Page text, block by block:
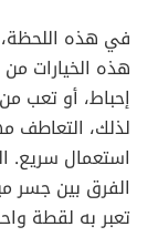
في هذه اللحظة،
هذه الخيارات
إحباط، أو تعب
لذلك، التعاطف
استعمال سريع.
الفرق بين جسر
تعبر به لقطة